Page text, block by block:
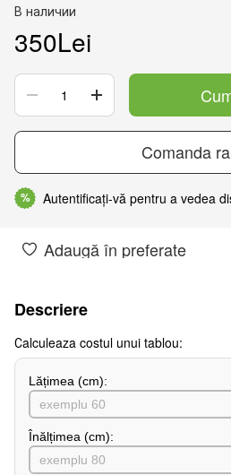
В наличии
350Lei
Comanda
% Autentificați-vă pentru a vedea
Adaugă în preferate
Descriere
Сalculeaza costul unui tablou:
Lățimea (сm):
Înălțimea (cm):